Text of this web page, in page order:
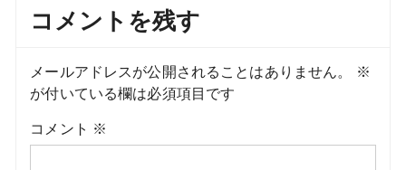
コメントを残す
メールアドレスが公開されることはありません。
※
が付いている欄は必須項目です
コメント ※